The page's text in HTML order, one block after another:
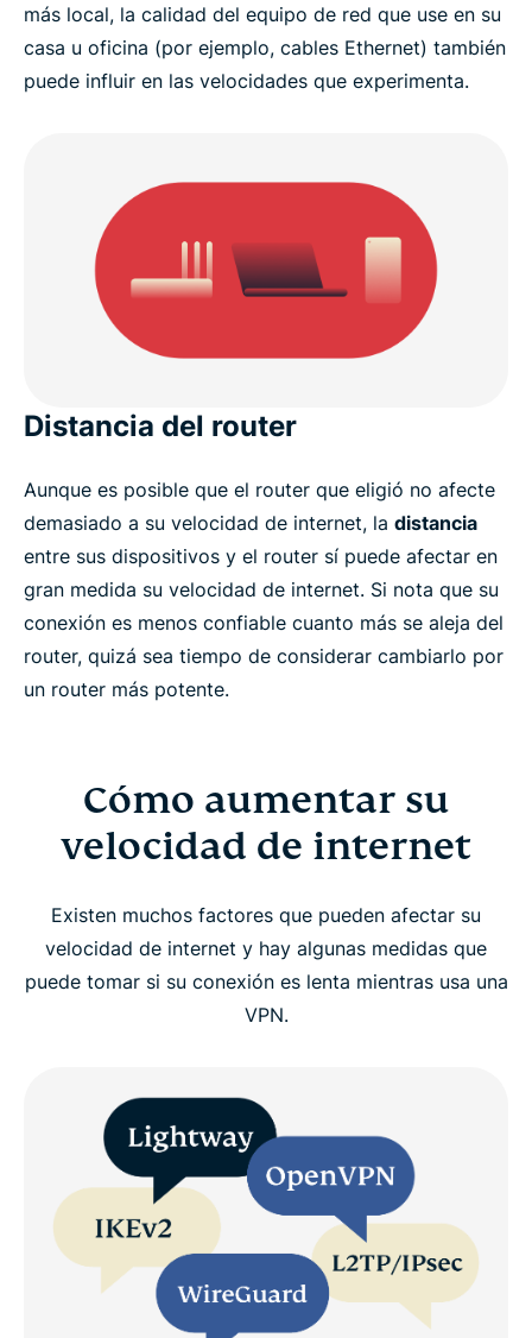
más local, la calidad del equipo de red que use en su
casa u oficina (por ejemplo, cables Ethernet) también
puede influir en las velocidades que experimenta.
Distancia del router
Aunque es posible que el router que eligió no afecte
demasiado a su velocidad de internet, la distancia
entre sus dispositivos y el router sí puede afectar en
gran medida su velocidad de internet. Si nota que su
conexión es menos confiable cuanto más se aleja del
router, quizá sea tiempo de considerar cambiarlo por
un router más potente.
Cómo aumentar su
velocidad de internet
Existen muchos factores que pueden afectar su
velocidad de internet y hay algunas medidas que
puede tomar si su conexión es lenta mientras usa una
VPN.